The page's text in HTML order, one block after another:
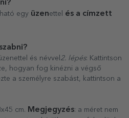
egy üzenettel
és a címzett
és névvel 2. lépés: Kattintson
hogyan fog kinézni a végső
a személyre szabást, kattintson a
cm. Megjegyzés: a méret nem